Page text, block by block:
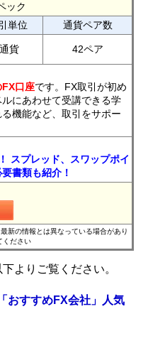
ック
単位
通貨ペア数
貨 42ペア
口座です。FX取引が初め
にあわせて受講できる学
機能など、取引をサポー
スプレッド、スワップポイ
書類も紹介！
新の情報とは異なっている場合があり
ください
よりご覧ください。
おすすめFX会社」人気